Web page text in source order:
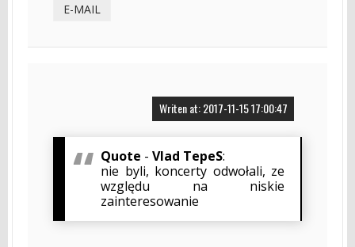
E-MAIL
Writen at: 2017-11-15 17:00:47
Quote - Vlad TepeS:
nie byli, koncerty odwołali, ze
względu na niskie
zainteresowanie